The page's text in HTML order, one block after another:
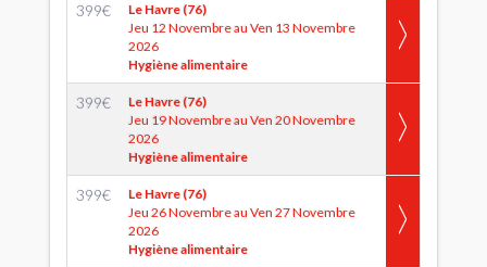
399€
Le Havre (76)
Jeu 12 Novembre au Ven 13 Novembre
2026
Hygiène alimentaire
399€
Le Havre (76)
Jeu 19 Novembre au Ven 20 Novembre
2026
Hygiène alimentaire
399€
Le Havre (76)
Jeu 26 Novembre au Ven 27 Novembre
2026
Hygiène alimentaire